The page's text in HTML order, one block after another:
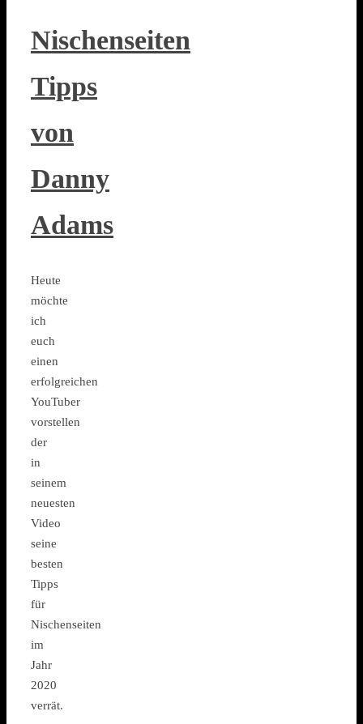
Nischenseiten
Tipps
von
Danny
Adams
Heute
möchte
ich
euch
einen
erfolgreichen
YouTuber
vorstellen
der
in
seinem
neuesten
Video
seine
besten
Tipps
für
Nischenseiten
im
Jahr
2020
verrät.